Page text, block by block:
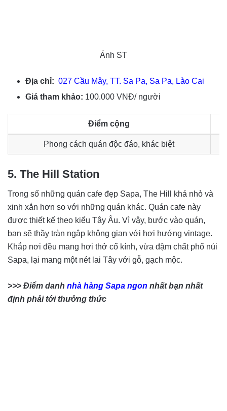
Ảnh ST
Địa chỉ: 027 Cầu Mây, TT. Sa Pa, Sa Pa, Lào Cai
Giá tham khảo: 100.000 VNĐ/ người
Điểm cộng
Phong cách quán độc đáo, khác biệt
5. The Hill Station
Trong số những quán cafe đẹp Sapa, The Hill khá nhỏ và
xinh xắn hơn so với những quán khác. Quán cafe này
được thiết kế theo kiểu Tây Âu. Vì vậy, bước vào quán,
bạn sẽ thầy tràn ngập không gian với hơi hướng vintage.
Khắp nơi đều mang hơi thở cổ kính, vừa đậm chất phố núi
Sapa, lại mang một nét lai Tây với gỗ, gạch mộc.
>>> Điểm danh nhà hàng Sapa ngon nhất bạn nhất
định phải tới thưởng thức